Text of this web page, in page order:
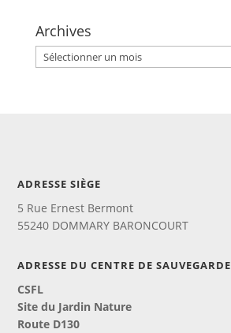
Archives
Archives
ADRESSE SIÈGE
5 Rue Ernest Bermont
55240 DOMMARY BARONCOURT
ADRESSE DU CENTRE DE SAUVEGARDE
CSFL
Site du Jardin Nature
Route D130